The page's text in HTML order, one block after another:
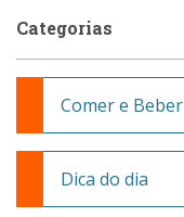
Categorias
Comer e Beber
Dica do dia